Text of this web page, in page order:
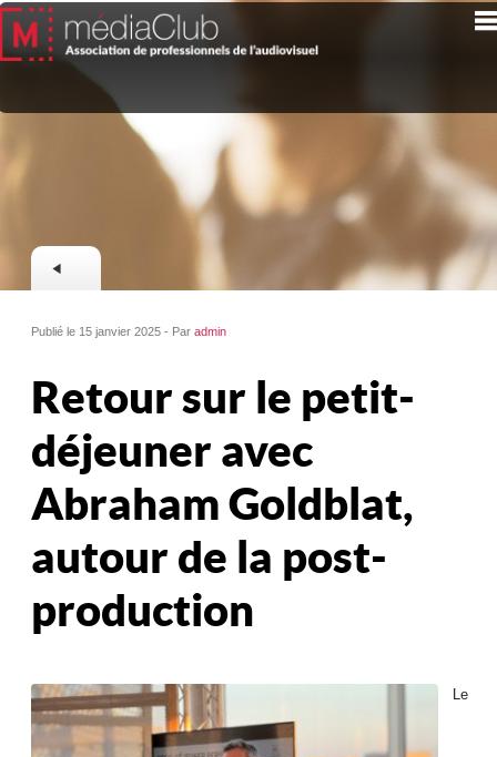
Publié le 15 janvier 2025 - Paradmin
Retour sur le petit-
déjeuner avec
Abraham Goldblat,
autour de la post-
production
Le